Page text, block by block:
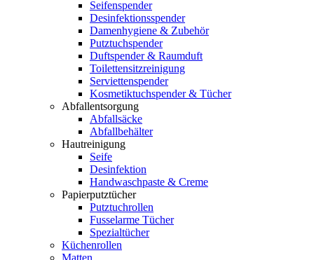
Seifenspender
Desinfektionsspender
Damenhygiene & Zubehör
Putztuchspender
Duftspender & Raumduft
Toilettensitzreinigung
Serviettenspender
Kosmetiktuchspender & Tücher
Abfallentsorgung
Abfallsäcke
Abfallbehälter
Hautreinigung
Seife
Desinfektion
Handwaschpaste & Creme
Papierputztücher
Putztuchrollen
Fusselarme Tücher
Spezialtücher
Küchenrollen
Matten